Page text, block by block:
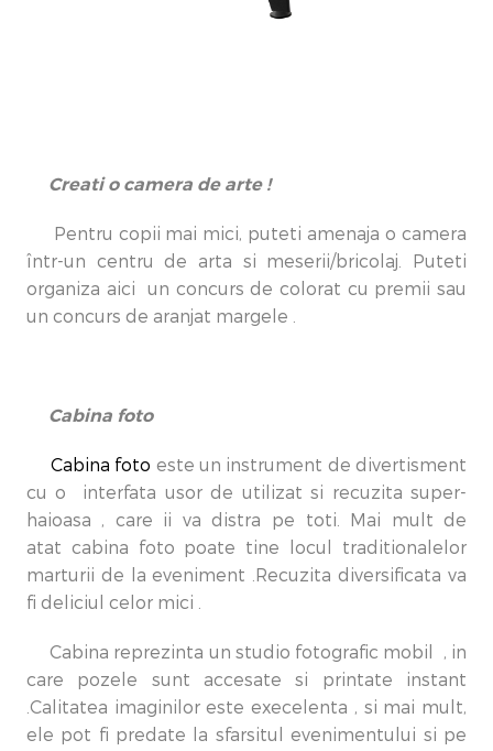
Creati o camera de arte !
Pentru copii mai mici, puteti amenaja o camera
într-un centru de arta si meserii/bricolaj. Puteti
organiza aici un concurs de colorat cu premii sau
un concurs de aranjat margele .
Cabina foto
Cabina foto este un instrument de divertisment
cu o interfata usor de utilizat si recuzita super-
haioasa , care ii va distra pe toti. Mai mult de
atat cabina foto poate tine locul traditionalelor
marturii de la eveniment .Recuzita diversificata va
fi deliciul celor mici .
Cabina reprezinta un studio fotografic mobil , in
care pozele sunt accesate si printate instant
.Calitatea imaginilor este execelenta , si mai mult,
ele pot fi predate la sfarsitul evenimentului si pe